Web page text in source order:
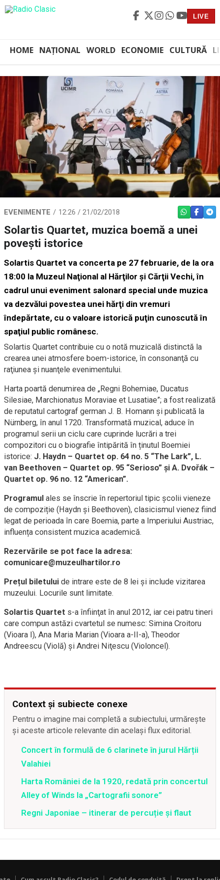
LIVE
HOME NAȚIONAL WORLD ECONOMIE CULTURĂ
EVENIMENTE 12:26 / 21/02/2018 WHATSAPP
Solartis Quartet, muzica boemă a unei
povești istorice
Solartis Quartet va concerta pe 27 februarie, de la ora
18:00 la Muzeul Naţional al Hărţilor şi Cărţii Vechi, în
cadrul unui eveniment salonard special unde muzica
va dezvălui povestea unei hărţi din vremuri
îndepărtate, cu o valoare istorică puţin cunoscută în
spaţiul public românesc.
Solartis Quartet contribuie cu o notă muzicală distinctă la
crearea unei atmosfere boem-istorice, în consonanţă cu
raţiunea şi nuanţele evenimentului.
Harta poartă denumirea de „Regni Bohemiae, Ducatus
Silesiae, Marchionatus Moraviae et Lusatiae”; a fost realizată
de reputatul cartograf german J. B. Homann și publicată la
Nürnberg, în anul 1720. Transformată muzical, aduce în
programul serii un ciclu care cuprinde lucrări a trei
compozitori cu o biografie întipărită în ținutul Boemiei
istorice: J. Haydn – Quartet op. 64 no. 5 “The Lark”, L.
van Beethoven – Quartet op. 95 “Serioso” și A. Dvořák –
Quartet op. 96 no. 12 “American”.
Programul ales se înscrie în repertoriul tipic școlii vieneze
de compoziție (Haydn și Beethoven), clasicismul vienez fiind
legat de perioada în care Boemia, parte a Imperiului Austriac,
influența consistent muzica academică.
Rezervările se pot face la adresa:
comunicare@muzeulhartilor.ro
Prețul biletului de intrare este de 8 lei și include vizitarea
muzeului. Locurile sunt limitate.
Solartis Quartet s-a înfiinţat în anul 2012, iar cei patru tineri
care compun astăzi cvartetul se numesc: Simina Croitoru
(Vioara I), Ana Maria Marian (Vioara a-II-a), Theodor
Andreescu (Violă) şi Andrei Niţescu (Violoncel).
Context și subiecte conexe
Pentru o imagine mai completă a subiectului, urmărește
și aceste articole relevante din același flux editorial.
Concert în formulă de 6 clarinete în jurul Hărții
Valahiei
Harta României de la 1920, redată prin concertul
Alley of Winds la „Cartografii sonore”
Regni Japoniae – itinerar de percuție și flaut